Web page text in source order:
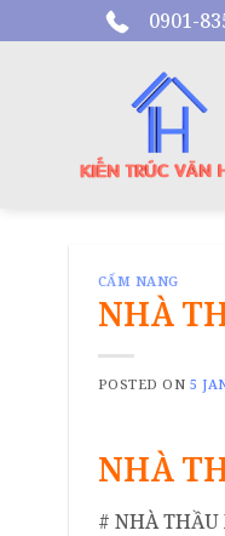
to
0901-
CẨM NANG
NHÀ
POSTED ON5
NHÀ
# NHÀ THẦU